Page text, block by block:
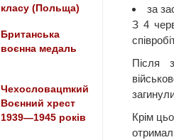
за
З 4
Після
Крім
класу (Польща)
Британська
воєнна медаль
Чехословацmкий
Воєнний хрест
1939—1945 років